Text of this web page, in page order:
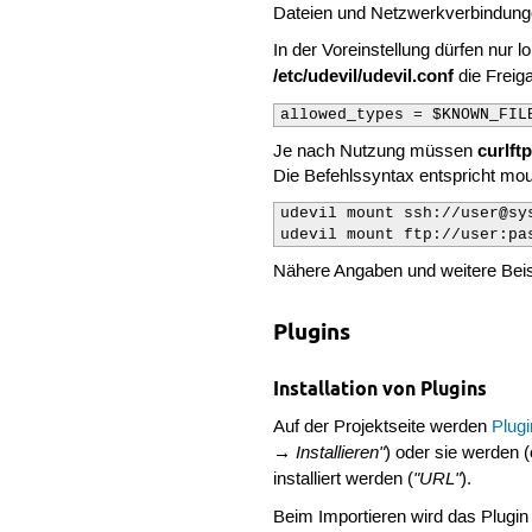
Dateien und
In der Voreinstellung dürfen nur
/etc/udevil/udevil.conf die
allowed_types =
Je nach Nutzung müssen
Die Befehlssyntax entspricht
udevil mount ssh://
udevil mount ftp://
Nähere Angaben und weitere
Plugins
Installation von Plugins
Auf der Projektseite werden
→ Installieren") oder sie werden
installiert werden ("URL").
Beim Importieren wird das